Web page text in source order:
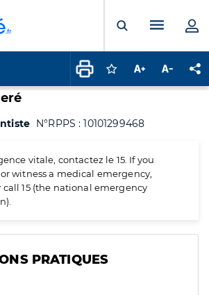
Ouvrir laMenu
Connectez-vous
Augmenter la
N°RPPS : 10101299468
vitale, contactez le 15. If you
witness a medical emergency,
15 (the national emergency
PRATIQUES